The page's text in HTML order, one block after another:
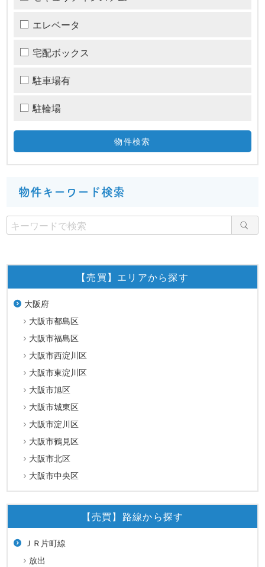
エレベータ
宅配ボックス
駐車場有
駐輪場
物件キーワード検索
【売買】エリアから探す
大阪府
大阪市都島区
大阪市福島区
大阪市西淀川区
大阪市東淀川区
大阪市旭区
大阪市城東区
大阪市淀川区
大阪市鶴見区
大阪市北区
大阪市中央区
【売買】路線から探す
ＪＲ片町線
放出